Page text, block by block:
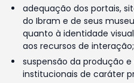
adequação dos portais,
do Ibram e de seus
quanto à identidade
aos recursos de interação;
suspensão da produção
institucionais de caráter